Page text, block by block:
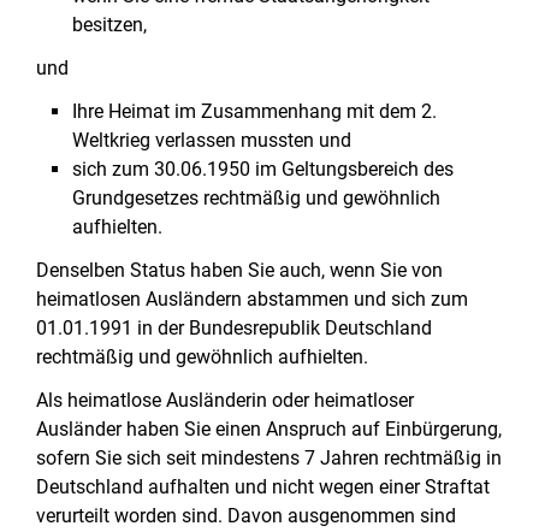
besitzen,
und
Ihre Heimat im Zusammenhang mit dem 2.
Weltkrieg verlassen mussten und
sich zum 30.06.1950 im Geltungsbereich des
Grundgesetzes rechtmäßig und gewöhnlich
aufhielten.
Denselben Status haben Sie auch, wenn Sie von
heimatlosen Ausländern abstammen und sich zum
01.01.1991 in der Bundesrepublik Deutschland
rechtmäßig und gewöhnlich aufhielten.
Als heimatlose Ausländerin oder heimatloser
Ausländer haben Sie einen Anspruch auf Einbürgerung,
sofern Sie sich seit mindestens 7 Jahren rechtmäßig in
Deutschland aufhalten und nicht wegen einer Straftat
verurteilt worden sind. Davon ausgenommen sind